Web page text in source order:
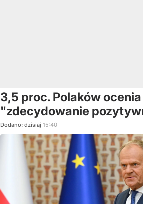
3,5 proc. Polaków
"zdecydowanie
Dodano: dzisiaj 15:40